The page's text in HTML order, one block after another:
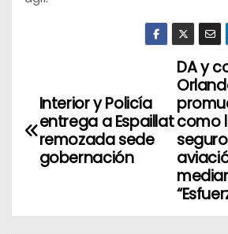
v
DA y
como
Interior y Policía
entrega a Espaillat
remozada sede
gobernación